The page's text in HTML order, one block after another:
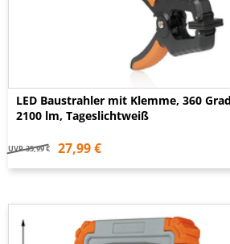
LED Baustrahler mit Klemme, 360
2100 lm, Tageslichtweiß
UVP 35,99 € 27,99 €